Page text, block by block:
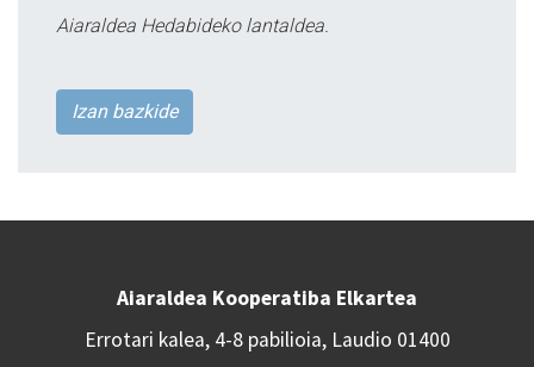
Aiaraldea Hedabideko lantaldea.
Izan bazkide
Aiaraldea Kooperatiba Elkartea
Errotari kalea, 4-8 pabilioia, Laudio 01400